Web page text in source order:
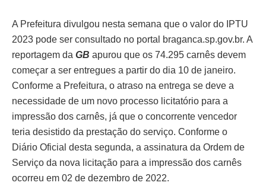
A Prefeitura divulgou nesta semana que o valor do IPTU
2023 pode ser consultado no portal braganca.sp.gov.br. A
reportagem da GB apurou que os 74.295 carnês devem
começar a ser entregues a partir do dia 10 de janeiro.
Conforme a Prefeitura, o atraso na entrega se deve a
necessidade de um novo processo licitatório para a
impressão dos carnês, já que o concorrente vencedor
teria desistido da prestação do serviço. Conforme o
Diário Oficial desta segunda, a assinatura da Ordem de
Serviço da nova licitação para a impressão dos carnês
ocorreu em 02 de dezembro de 2022.